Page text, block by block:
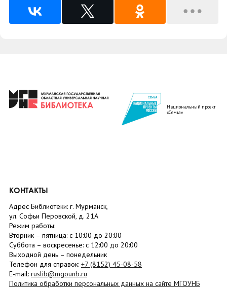
Национальный проект
«Семья»
КОНТАКТЫ
Адрес Библиотеки: г. Мурманск,
ул. Софьи Перовской, д. 21А
Режим работы:
Вторник – пятница: с 10:00 до 20:00
Суббота – воскресенье: c 12:00 до 20:00
Выходной день – понедельник
Телефон для справок: +7 (8152) 45-08-58
E-mail: ruslib@mgounb.ru
Политика обработки персональных данных на сайте МГОУНБ